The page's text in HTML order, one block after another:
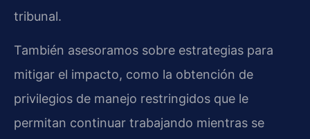
tribunal.
También asesoramos sobre estrategias para
mitigar el impacto, como la obtención de
privilegios de manejo restringidos que le
permitan continuar trabajando mientras se